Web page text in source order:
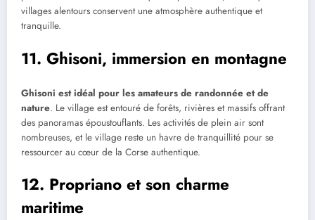
villages alentours conservent une atmosphère authentique et
tranquille.
11. Ghisoni, immersion en montagne
Ghisoni est idéal pour les amateurs de randonnée et de
nature. Le village est entouré de forêts, rivières et massifs offrant
des panoramas époustouflants. Les activités de plein air sont
nombreuses, et le village reste un havre de tranquillité pour se
ressourcer au cœur de la Corse authentique.
12. Propriano et son charme
maritime